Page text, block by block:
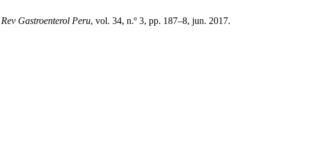
Rev Gastroenterol Peru, vol. 34, n.º 3, pp. 187–8, jun. 2017.